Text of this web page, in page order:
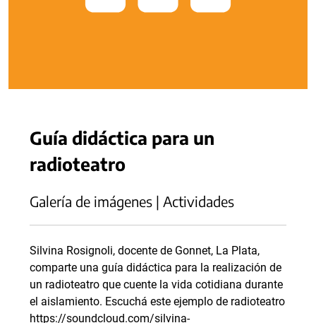
Guía didáctica para un
radioteatro
Galería de imágenes | Actividades
Silvina Rosignoli, docente de Gonnet, La Plata,
comparte una guía didáctica para la realización de
un radioteatro que cuente la vida cotidiana durante
el aislamiento. Escuchá este ejemplo de radioteatro
https://soundcloud.com/silvina-